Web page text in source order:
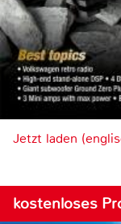
Jetzt laden
kostenloses